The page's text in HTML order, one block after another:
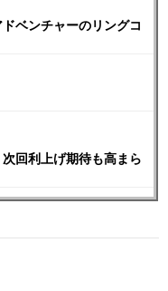
ベンチャーのリングコ
回利上げ期待も高まら